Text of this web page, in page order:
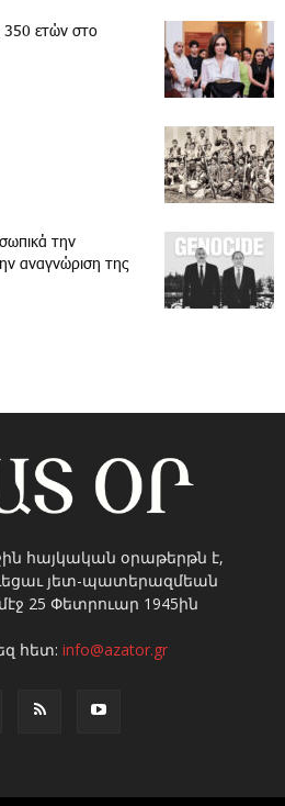
350 ετών στο
την
αναγνώριση της
հայկական օրաթերթն է,
յետ-պատերազմեան
25 Փետրուար 1945ին
հետ:info@azator.gr